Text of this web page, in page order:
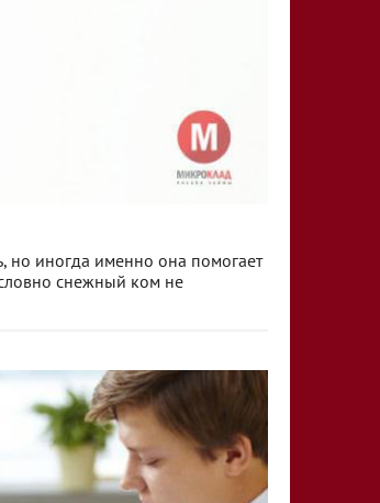
но иногда именно она помогает
снежный ком не